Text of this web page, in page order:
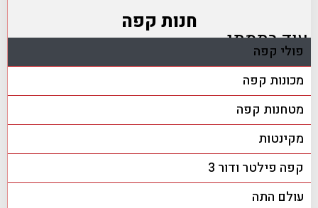
חנות קפה
פולי קפה
מכונות קפה
מטחנות קפה
מקינטות
קפה פילטר ודור 3
עולם התה
עוד בתמתי